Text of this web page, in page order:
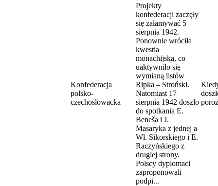
Konfederacja
polsko-
czechosłowacka
Projekty
konfederacji zaczęły
się załamywać 5
sierpnia 1942.
Ponownie wróciła
kwestia
monachijska, co
uaktywniło się
wymianą listów
Ripka – Stroński.
Natomiast 17
sierpnia 1942 doszło
do spotkania E.
Beneša i J.
Masaryka z jednej a
Wł. Sikorskiego i E.
Raczyńskiego z
drugiej strony.
Polscy dyplomaci
zaproponowali
podpi...